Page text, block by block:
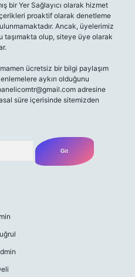
bir Yer Sağlayıcı olarak hizmet
proaktif olarak denetleme
Ancak, üyelerimiz
taşımakta olup, siteye üye olarak
ücretsiz bir bilgi paylaşım
aykırı olduğunu
adresine
süre içerisinde sitemizden